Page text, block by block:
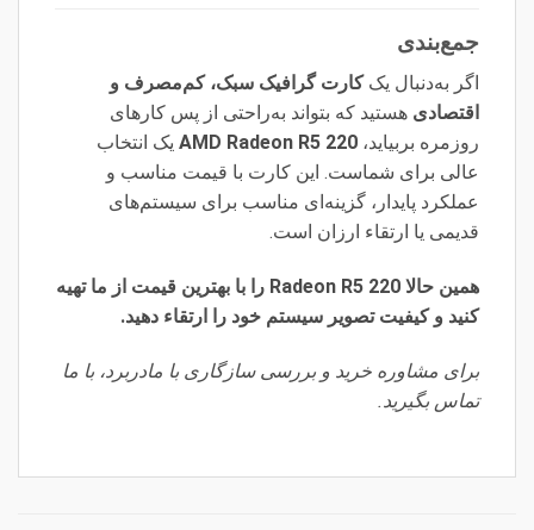
جمع‌بندی
اگر به‌دنبال یککارت گرافیک سبک، کم‌مصرف و
اقتصادی هستید که بتواند به‌راحتی از پس کارهای
روزمره بربیاید، AMD Radeon R5 220 یک انتخاب
عالی برای شماست. این کارت با قیمت مناسب و
عملکرد پایدار، گزینه‌ای مناسب برای سیستم‌های
قدیمی یا ارتقاء ارزان است.
همین حالا Radeon R5 220 را با بهترین قیمت از ما تهیه
کنید و کیفیت تصویر سیستم خود را ارتقاء دهید.
برای مشاوره خرید و بررسی سازگاری با مادربرد، با ما
تماس بگیرید.